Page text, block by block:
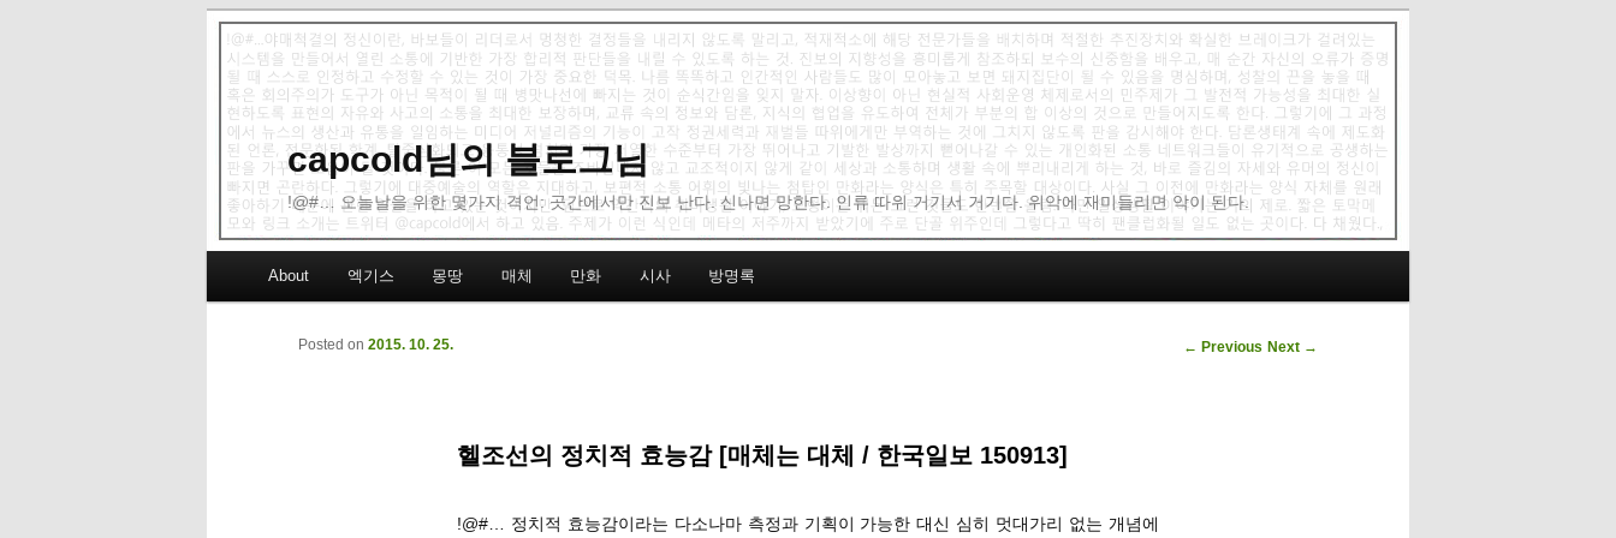
capcold님의 블로그님
!@#… 오늘날을 위한 몇가지 격언: 곳간에서만 진보 난다. 신나면 망한다. 인류 따위 거기서 거기다. 위악에 재미들리면 악이 된다.
Skip to primary content
Skip to secondary content
About 엑기스 몽땅 매체 만화 시사 방명록
Post navigation
← Previous Next →
헬조선의 정치적 효능감 [매체는 대체 / 한국일보 150913]
Posted on 2015. 10. 25.
!@#… 정치적 효능감이라는 다소나마 측정과 기획이 가능한 대신 심히 멋대가리 없는 개념에